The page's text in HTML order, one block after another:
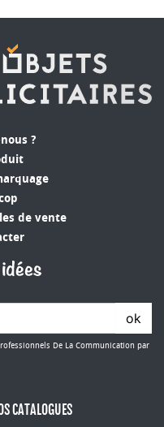
?
de vente
ok
De La Communication par
CATALOGUES